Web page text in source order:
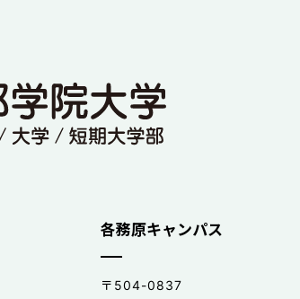
各務原キャンパス
〒504-0837